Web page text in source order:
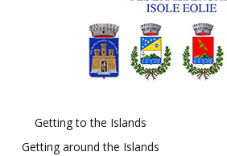
Getting to the Islands
Getting around the Islands